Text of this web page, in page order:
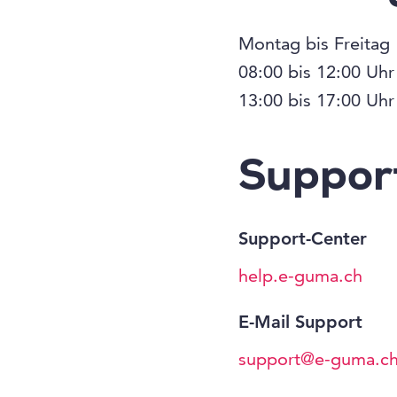
Montag bis Freitag
08:00 bis 12:00 Uhr
13:00 bis 17:00 Uhr
Support-Center
help.e-guma.ch
E-Mail Support
support@e-